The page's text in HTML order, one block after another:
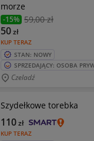
morze
-15% 59,00 zł
KUP TERAZ
50zł
STAN: NOWY
SPRZEDAJĄCY: OSOBA
Czeladź
Szydełkowe torebka
KUP TERAZ
110zł